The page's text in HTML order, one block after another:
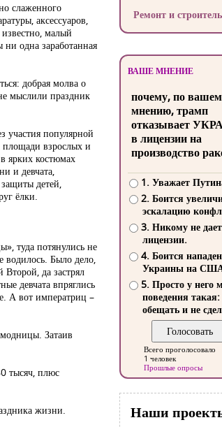
слаженного
аксессуаров,
малый
одна заработанная
добрая молва о
мыслили праздник
участия популярной
площади взрослых и
ярких костюмах
и девчата,
детей,
ёлки.
туда потянулись не
Было дело,
да застрял
девчата впряглись
А вот императриц –
Затаив
тысяч, плюс
жизни.
Ремонт и
ВАШЕ МНЕНИЕ
почему, по
мнению, трамп
отказывает
в лицензии на
производство
1. Уважает
2. Боится
эскалацию
3. Никому не
лицензии.
4. Боится
Украины на
5. Просто у него
поведения такая:
обещать и не
Всего проголосовало
1 человек
Прошлые опросы
Наши